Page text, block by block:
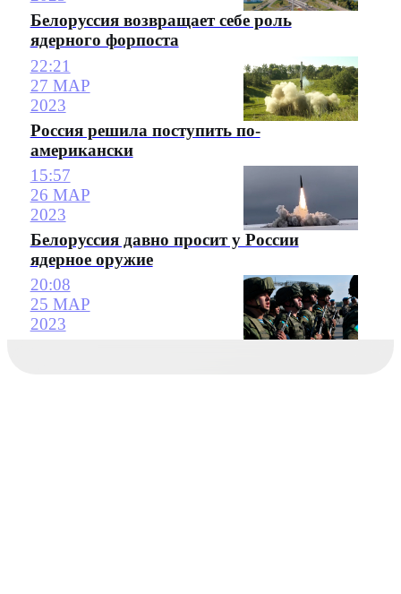
Белоруссия возвращает себе роль
ядерного форпоста
22:21
27 МАР
2023
Россия решила поступить по-
американски
15:57
26 МАР
2023
Белоруссия давно просит у России
ядерное оружие
20:08
25 МАР
2023